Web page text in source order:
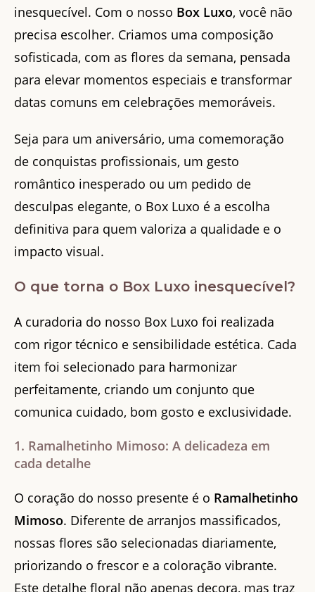
inesquecível. Com o nosso Box Luxo, você não
precisa escolher. Criamos uma composição
sofisticada, com as flores da semana, pensada
para elevar momentos especiais e transformar
datas comuns em celebrações memoráveis.
Seja para um aniversário, uma comemoração
de conquistas profissionais, um gesto
romântico inesperado ou um pedido de
desculpas elegante, o Box Luxo é a escolha
definitiva para quem valoriza a qualidade e o
impacto visual.
O que torna o Box Luxo inesquecível?
A curadoria do nosso Box Luxo foi realizada
com rigor técnico e sensibilidade estética. Cada
item foi selecionado para harmonizar
perfeitamente, criando um conjunto que
comunica cuidado, bom gosto e exclusividade.
1. Ramalhetinho Mimoso: A delicadeza em
cada detalhe
O coração do nosso presente é o Ramalhetinho
Mimoso. Diferente de arranjos massificados,
nossas flores são selecionadas diariamente,
priorizando o frescor e a coloração vibrante.
Este detalhe floral não apenas decora, mas traz